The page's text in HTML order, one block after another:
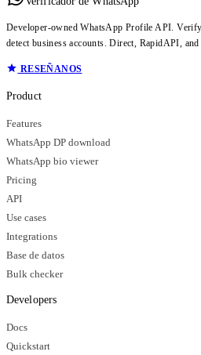
Developer-owned WhatsApp Profile API.
detect business accounts. Direct, RapidAPI,
RESEÑANOS
Product
Features
WhatsApp DP download
WhatsApp bio viewer
Pricing
API
Use cases
Integrations
Base de datos
Bulk checker
Developers
Docs
Quickstart